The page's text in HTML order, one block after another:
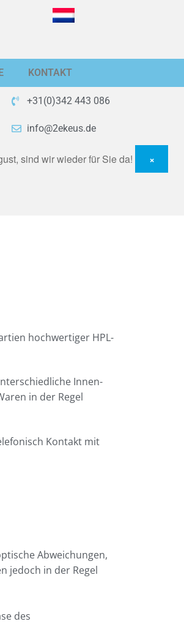
KONTAKT
+31(0)342 443 086
info@2ekeus.de
sind wir wieder für Sie da! ×
hochwertiger HPL-
Innen-
in der Regel
Kontakt mit
Abweichungen,
jedoch in der Regel
des